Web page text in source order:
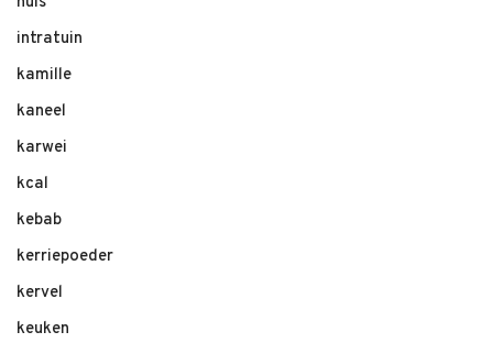
intratuin
kamille
kaneel
karwei
kcal
kebab
kerriepoeder
kervel
keuken